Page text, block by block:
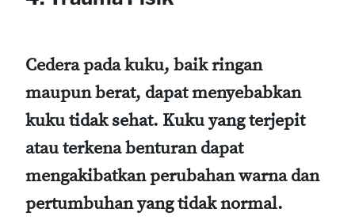
Cedera pada kuku, baik ringan
maupun berat, dapat menyebabkan
kuku tidak sehat. Kuku yang terjepit
atau terkena benturan dapat
mengakibatkan perubahan warna dan
pertumbuhan yang tidak normal.